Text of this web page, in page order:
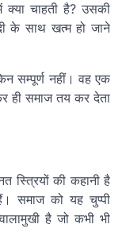
चाहती है? उसकी
के साथ खत्म हो जाने
सम्पूर्ण नहीं। वह एक
ही समाज तय कर देता
स्त्रियों की कहानी है
समाज को यह चुप्पी
है जो कभी भी